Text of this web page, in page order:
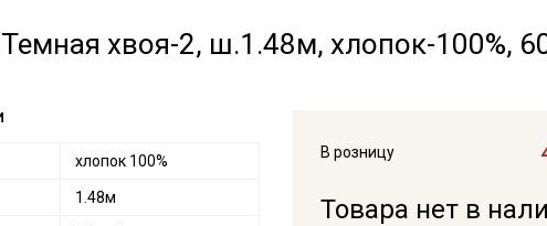
хвоя-2, ш.1.48м, хлопок-100%,
В розницу
Товара нет в
хлопок 100%
1.48м